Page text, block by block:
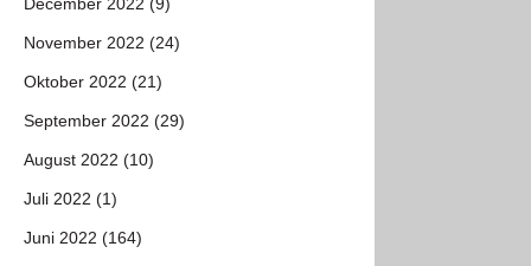
November 2022 (24)
Oktober 2022 (21)
September 2022 (29)
August 2022 (10)
Juli 2022 (1)
Juni 2022 (164)